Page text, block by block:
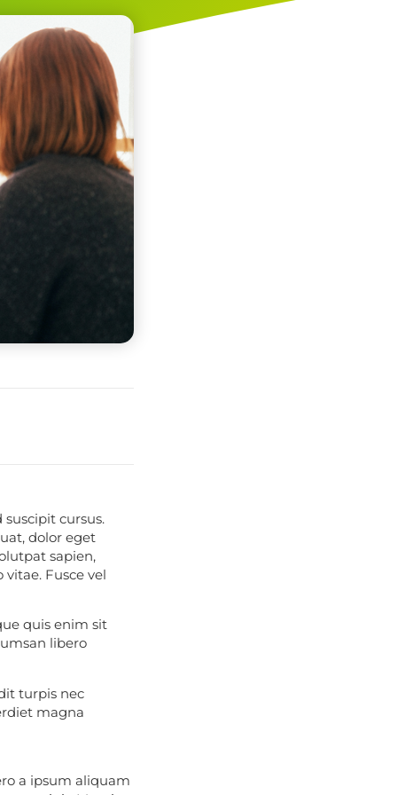
cursus.
dolor eget
sapien,
Fusce vel
quis enim sit
libero
turpis nec
magna
a ipsum aliquam